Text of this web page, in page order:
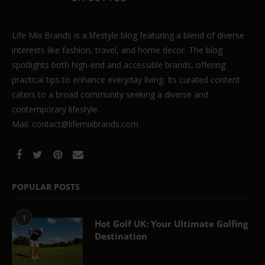
Life Mix Brands is a lifestyle blog featuring a blend of diverse
interests like fashion, travel, and home decor. The blog
spotlights both high-end and accessible brands, offering
practical tips to enhance everyday living. Its curated content
caters to a broad community seeking a diverse and
contemporary lifestyle.
Mail: contact@lifemixbrands.com
POPULAR POSTS
1
Hot Golf UK: Your Ultimate Golfing
Destination